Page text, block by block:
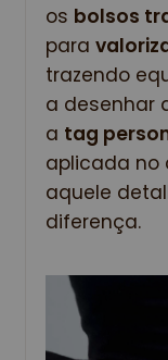
os bolsos
para
trazendo
a desenhar
a tag
aplicada no
aquele
diferença.